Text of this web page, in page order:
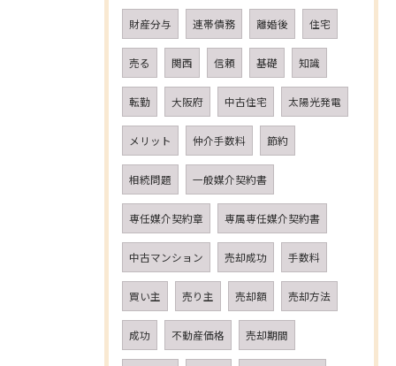
財産分与 連帯債務 離婚後 住宅
売る 関西 信頼 基礎 知識
転勤 大阪府 中古住宅 太陽光発電
メリット 仲介手数料 節約
相続問題 一般媒介契約書
専任媒介契約章 専属専任媒介契約書
中古マンション 売却成功 手数料
買い主 売り主 売却額 売却方法
成功 不動産価格 売却期間